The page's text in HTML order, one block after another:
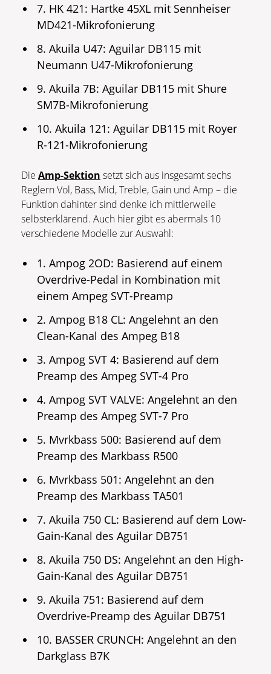
7. HK 421: Hartke 45XL mit Sennheiser
MD421-Mikrofonierung
8. Akuila U47: Aguilar DB115 mit
Neumann U47-Mikrofonierung
9. Akuila 7B: Aguilar DB115 mit Shure
SM7B-Mikrofonierung
10. Akuila 121: Aguilar DB115 mit Royer
R-121-Mikrofonierung
Die Amp-Sektion setzt sich aus insgesamt sechs
Reglern Vol, Bass, Mid, Treble, Gain und Amp – die
Funktion dahinter sind denke ich mittlerweile
selbsterklärend. Auch hier gibt es abermals 10
verschiedene Modelle zur Auswahl:
1. Ampog 2OD: Basierend auf einem
Overdrive-Pedal in Kombination mit
einem Ampeg SVT-Preamp
2. Ampog B18 CL: Angelehnt an den
Clean-Kanal des Ampeg B18
3. Ampog SVT 4: Basierend auf dem
Preamp des Ampeg SVT-4 Pro
4. Ampog SVT VALVE: Angelehnt an den
Preamp des Ampeg SVT-7 Pro
5. Mvrkbass 500: Basierend auf dem
Preamp des Markbass R500
6. Mvrkbass 501: Angelehnt an den
Preamp des Markbass TA501
7. Akuila 750 CL: Basierend auf dem Low-
Gain-Kanal des Aguilar DB751
8. Akuila 750 DS: Angelehnt an den High-
Gain-Kanal des Aguilar DB751
9. Akuila 751: Basierend auf dem
Overdrive-Preamp des Aguilar DB751
10. BASSER CRUNCH: Angelehnt an den
Darkglass B7K